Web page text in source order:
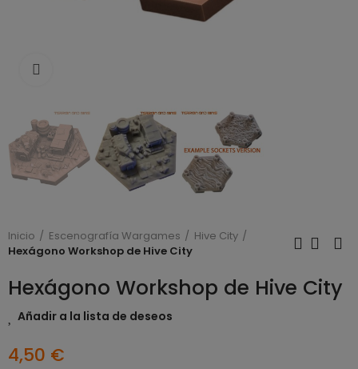
Inicio Escenografía Wargames
Hive City
Hexágono Workshop de Hive City
Hexágono Workshop de Hive City
Añadir a la lista de deseos
4,50 €